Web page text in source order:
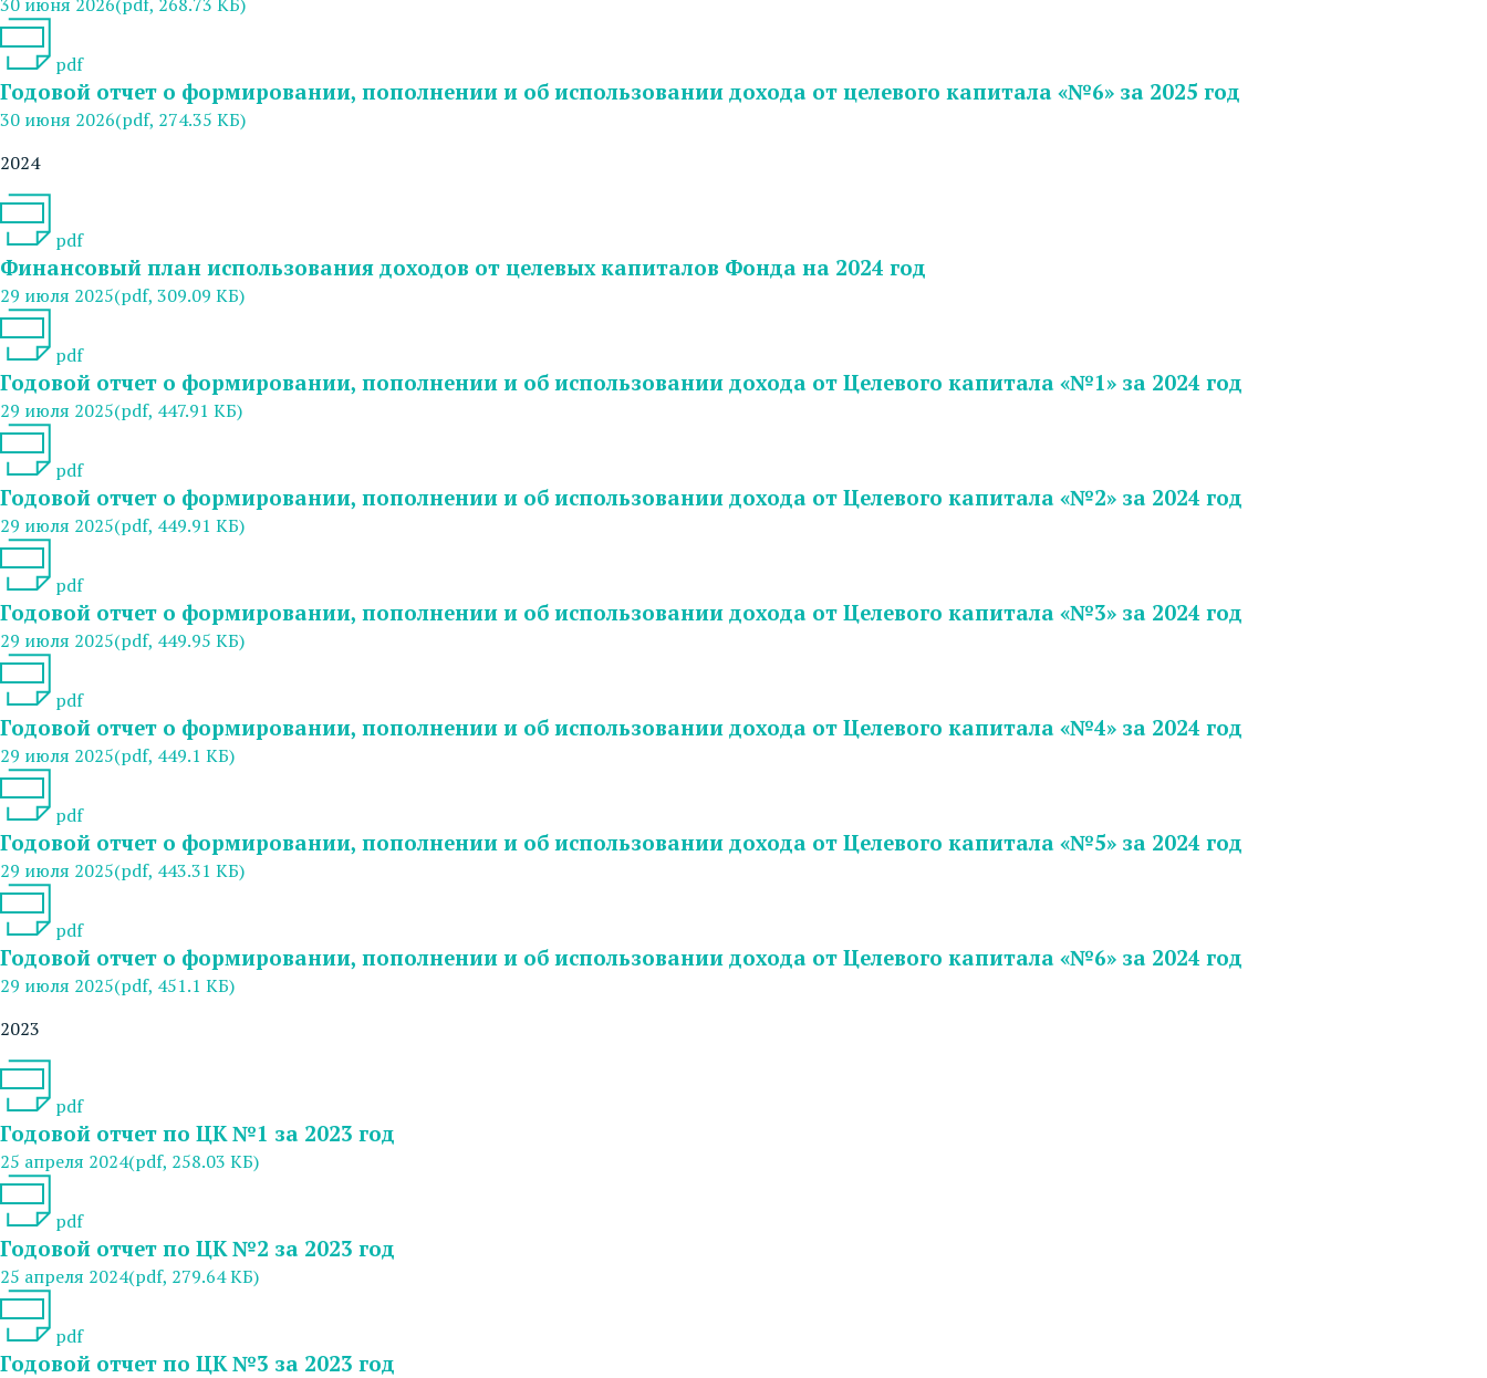
pdf
Годовой отчет о формировании, пополнении и об использовании дохода от целевого капитала «№6» за 2025 год
30 июня 2026(pdf, 274.35 КБ)
2024
pdf
Финансовый план использования доходов от целевых капиталов Фонда на 2024 год
29 июля 2025(pdf, 309.09 КБ)
pdf
Годовой отчет о формировании, пополнении и об использовании дохода от Целевого капитала «№1» за 2024 год
29 июля 2025(pdf, 447.91 КБ)
pdf
Годовой отчет о формировании, пополнении и об использовании дохода от Целевого капитала «№2» за 2024 год
29 июля 2025(pdf, 449.91 КБ)
pdf
Годовой отчет о формировании, пополнении и об использовании дохода от Целевого капитала «№3» за 2024 год
29 июля 2025(pdf, 449.95 КБ)
pdf
Годовой отчет о формировании, пополнении и об использовании дохода от Целевого капитала «№4» за 2024 год
29 июля 2025(pdf, 449.1 КБ)
pdf
Годовой отчет о формировании, пополнении и об использовании дохода от Целевого капитала «№5» за 2024 год
29 июля 2025(pdf, 443.31 КБ)
pdf
Годовой отчет о формировании, пополнении и об использовании дохода от Целевого капитала «№6» за 2024 год
29 июля 2025(pdf, 451.1 КБ)
2023
pdf
Годовой отчет по ЦК №1 за 2023 год
25 апреля 2024(pdf, 258.03 КБ)
pdf
Годовой отчет по ЦК №2 за 2023 год
25 апреля 2024(pdf, 279.64 КБ)
pdf
Годовой отчет по ЦК №3 за 2023 год